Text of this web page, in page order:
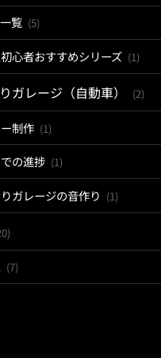
覧 (5)
心者おすすめシリーズ (1)
ガレージ（自動車） (2)
制作 (1)
の進捗 (1)
ガレージの音作り (1)
(7)